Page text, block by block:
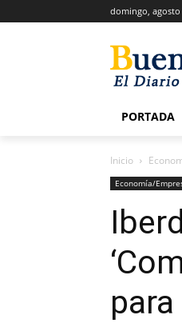
domingo, agosto
PORTADA
Inicio
Economía/